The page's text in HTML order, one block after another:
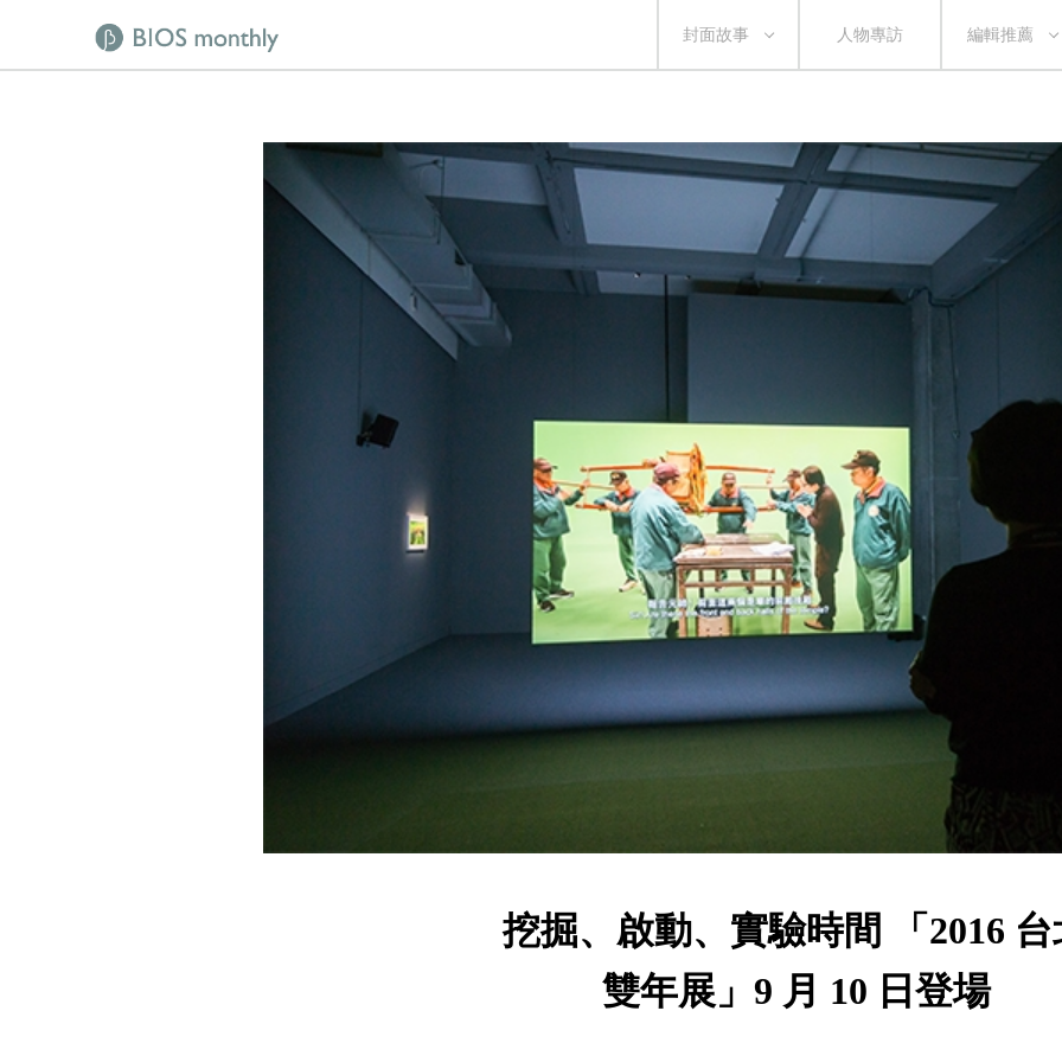
封面故事 人物專訪 編輯推薦
挖掘、啟動、實驗時間 「2016 台
雙年展」9 月 10 日登場